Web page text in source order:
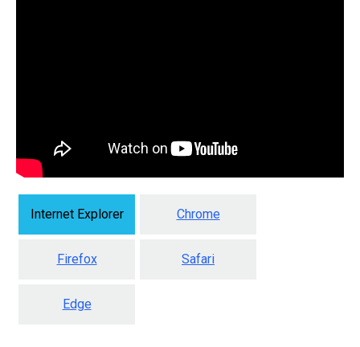
Internet Explorer Chrome
Firefox Safari
Edge